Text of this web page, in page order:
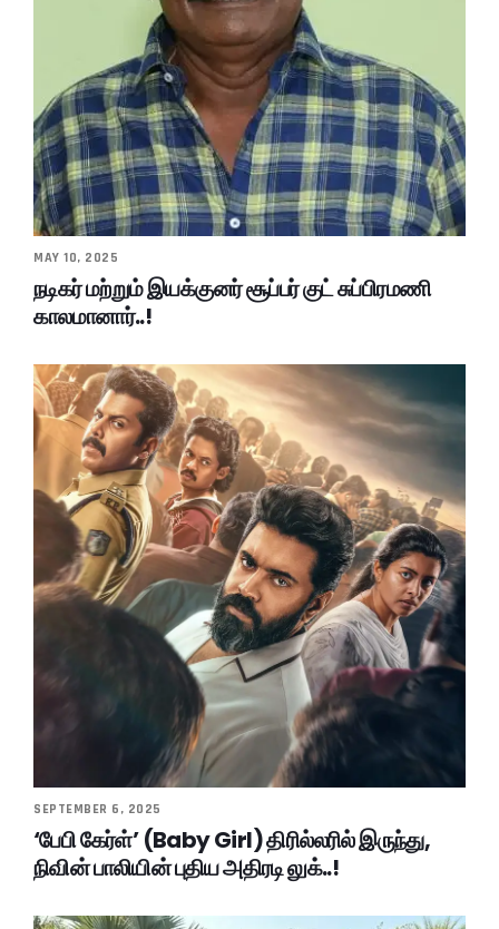
MAY 10, 2025
நடிகர் மற்றும் இயக்குனர் சூப்பர் குட் சுப்பிரமணி
காலமானார்..!
SEPTEMBER 6, 2025
‘பேபி கேர்ள்’ (Baby Girl) திரில்லரில் இருந்து,
நிவின் பாலியின் புதிய அதிரடி லுக்..!